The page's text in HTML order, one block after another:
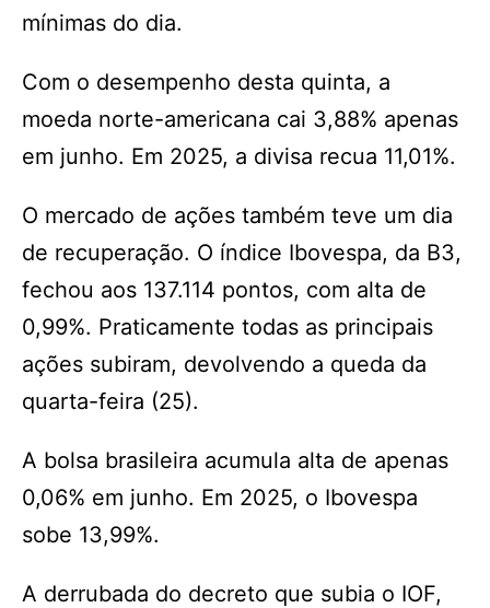
mínimas do dia.
Com o desempenho desta quinta, a
moeda norte-americana cai 3,88% apenas
em junho. Em 2025, a divisa recua 11,01%.
O mercado de ações também teve um dia
de recuperação. O índice Ibovespa, da B3,
fechou aos 137.114 pontos, com alta de
0,99%. Praticamente todas as principais
ações subiram, devolvendo a queda da
quarta-feira (25).
A bolsa brasileira acumula alta de apenas
0,06% em junho. Em 2025, o Ibovespa
sobe 13,99%.
A derrubada do decreto que subia o IOF,